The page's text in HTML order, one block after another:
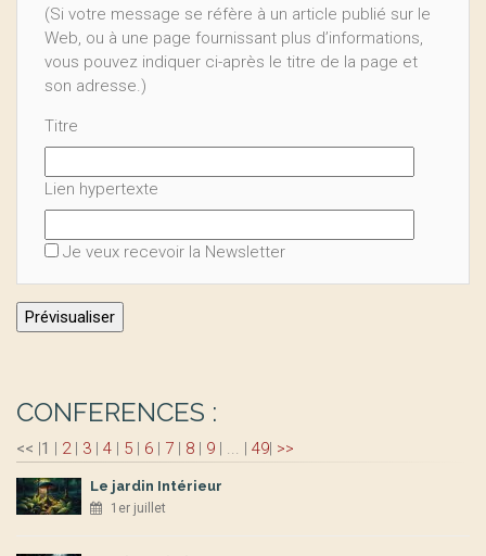
(Si votre message se réfère à un article publié sur le
Web, ou à une page fournissant plus d’informations,
vous pouvez indiquer ci-après le titre de la page et
son adresse.)
Titre
Lien hypertexte
Je veux recevoir la Newsletter
CONFERENCES :
<< |1 | 2| 3 | 4 | 5 | 6 | 7 | 8 | 9 | ... | 49| >>
Le jardin Intérieur
1er juillet